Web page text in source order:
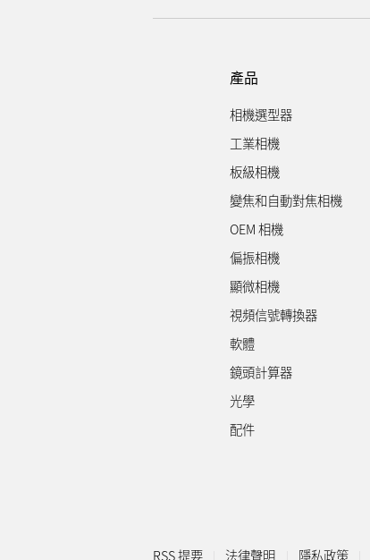
產品
相機選型器
工業相機
板級相機
變焦和自動對焦相機
OEM 相機
偏振相機
顯微相機
視頻信號轉換器
軟體
鏡頭計算器
光學
配件
RSS 提要 法律聲明 隱私政策